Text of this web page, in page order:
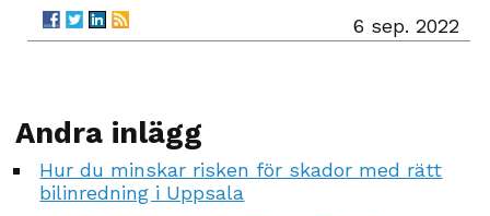
6 sep. 2022
Andra inlägg
Hur du minskar risken för skador med rätt
bilinredning i Uppsala